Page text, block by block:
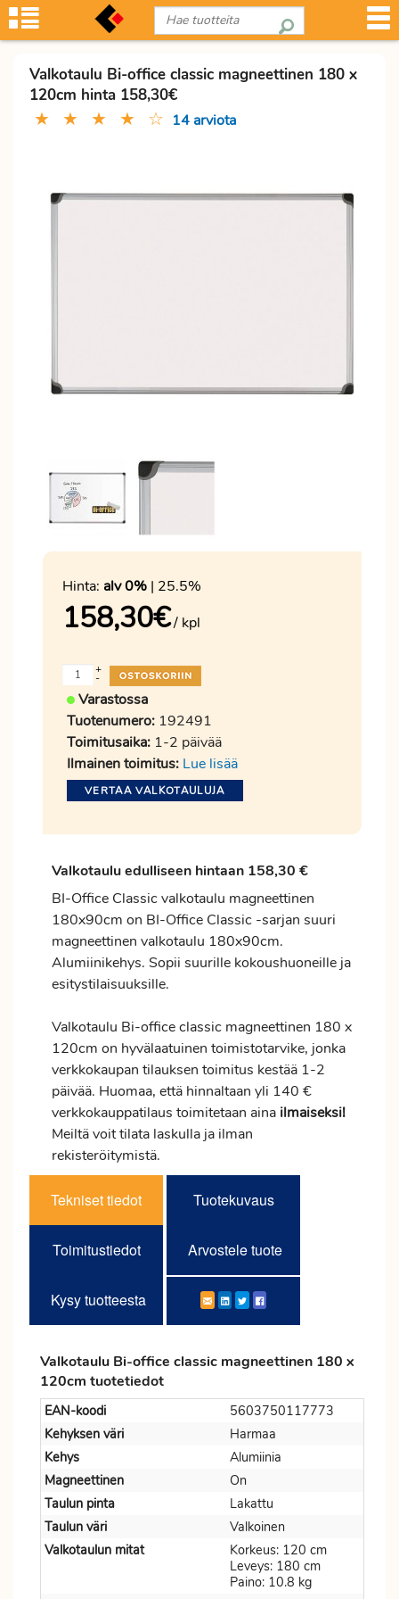
Valkotaulu Bi-office classic magneettinen 180 x
120cm hinta 158,30€
★ ★ ★ ★ ☆ 14 arviota
Hinta: alv 0% | 25.5%
158,30€/ kpl
-
+
Varastossa
Tuotenumero: 192491
Toimitusaika: 1-2 päivää
Ilmainen toimitus: Lue lisää
VERTAA VALKOTAULUJA
Valkotaulu edulliseen hintaan 158,30 €
BI-Office Classic valkotaulu magneettinen
180x90cm on BI-Office Classic -sarjan suuri
magneettinen valkotaulu 180x90cm.
Alumiinikehys. Sopii suurille kokoushuoneille ja
esitystilaisuuksille.
Valkotaulu Bi-office classic magneettinen 180 x
120cm on hyvälaatuinen toimistotarvike, jonka
verkkokaupan tilauksen toimitus kestää 1-2
päivää. Huomaa, että hinnaltaan yli 140 €
verkkokauppatilaus toimitetaan aina ilmaiseksi!
Meiltä voit tilata laskulla ja ilman
rekisteröitymistä.
Tekniset tiedot Tuotekuvaus
Toimitustiedot Arvostele tuote
Kysy tuotteesta
Valkotaulu Bi-office classic magneettinen 180 x
120cm tuotetiedot
EAN-koodi
5603750117773
Kehyksen väri
Harmaa
Kehys
Alumiinia
Magneettinen
On
Taulun pinta
Lakattu
Taulun väri
Valkoinen
Valkotaulun mitat
Korkeus: 120 cm
Leveys: 180 cm
Paino: 10.8 kg